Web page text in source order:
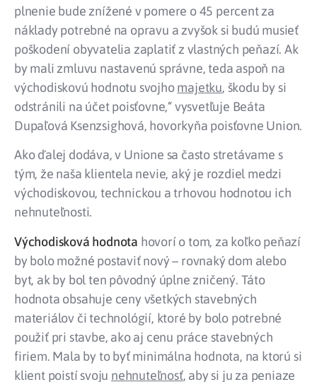
plnenie bude znížené v pomere o 45 percent za
náklady potrebné na opravu a zvyšok si budú musieť
poškodení obyvatelia zaplatiť z vlastných peňazí. Ak
by mali zmluvu nastavenú správne, teda aspoň na
východiskovú hodnotu svojhomajetku, škodu by si
odstránili na účet poisťovne,“ vysvetľuje Beáta
Dupaľová Ksenzsighová, hovorkyňa poisťovne Union.
Ako ďalej dodáva, v Unione sa často stretávame s
tým, že naša klientela nevie, aký je rozdiel medzi
východiskovou, technickou a trhovou hodnotou ich
nehnuteľnosti.
Východisková hodnota hovorí o tom, za koľko peňazí
by bolo možné postaviť nový – rovnaký dom alebo
byt, ak by bol ten pôvodný úplne zničený. Táto
hodnota obsahuje ceny všetkých stavebných
materiálov či technológií, ktoré by bolo potrebné
použiť pri stavbe, ako aj cenu práce stavebných
firiem. Mala by to byť minimálna hodnota, na ktorú si
klient poistí svoju nehnuteľnosť, aby si ju za peniaze